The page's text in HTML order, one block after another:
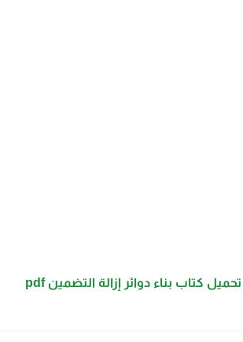
تحميل كتاب بناء دوائر إزالة التضمين pdf